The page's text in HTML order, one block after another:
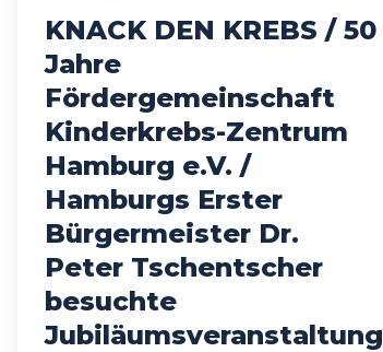
KNACK DEN KREBS / 50
Jahre
Fördergemeinschaft
Kinderkrebs-Zentrum
Hamburg e.V. /
Hamburgs Erster
Bürgermeister Dr.
Peter Tschentscher
besuchte
Jubiläumsveranstaltung